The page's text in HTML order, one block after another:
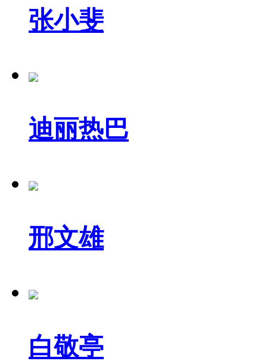
张小斐
迪丽热巴
邢文雄
白敬亭